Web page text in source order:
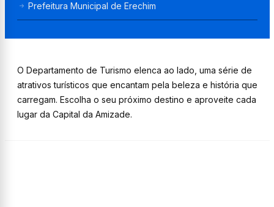
Prefeitura Municipal de Erechim
O Departamento de Turismo elenca ao lado, uma série de
atrativos turísticos que encantam pela beleza e história que
carregam. Escolha o seu próximo destino e aproveite cada
lugar da Capital da Amizade.